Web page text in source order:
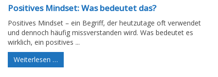
Positives Mindset: Was bedeutet das?
Positives Mindset – ein Begriff, der heutzutage oft verwendet
und dennoch häufig missverstanden wird. Was bedeutet es
wirklich, ein positives ...
Weiterlesen …